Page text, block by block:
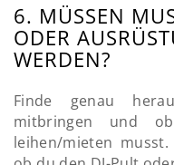
6. MÜSSEN
ODER
WERDEN?
Finde genau
mitbringen und
leihen/mieten